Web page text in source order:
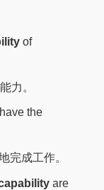
of
力。
the
完成工作。
are